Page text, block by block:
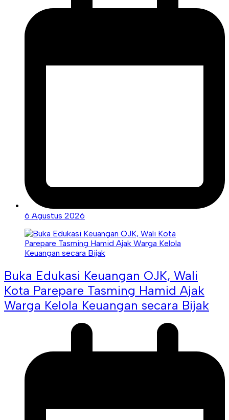
6 Agustus 2026
Buka Edukasi Keuangan OJK, Wali
Kota Parepare Tasming Hamid Ajak
Warga Kelola Keuangan secara Bijak